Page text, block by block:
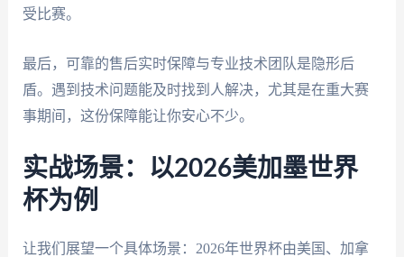
受比赛。
最后，可靠的售后实时保障与专业技术团队是隐形后
盾。遇到技术问题能及时找到人解决，尤其是在重大赛
事期间，这份保障能让你安心不少。
实战场景：以2026美加墨世界
杯为例
让我们展望一个具体场景：2026年世界杯由美国、加拿